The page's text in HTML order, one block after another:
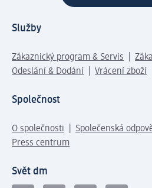
Služby
Zákaznický program & Servis
Odeslání & Dodání
Vrácení zboží
Společnost
O společnosti Společenská
Press centrum
Svět dm